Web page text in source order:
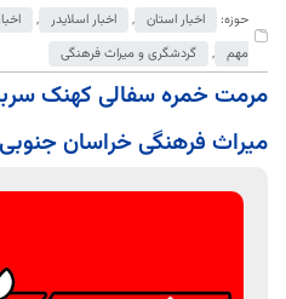
حوزه:
اخبار استان , اخبار اسلایدر ,
مهم , گردشگری و میراث فرهنگی
مرمت خمره سفالی کهنک
میراث فرهنگی خراسان جنوبی